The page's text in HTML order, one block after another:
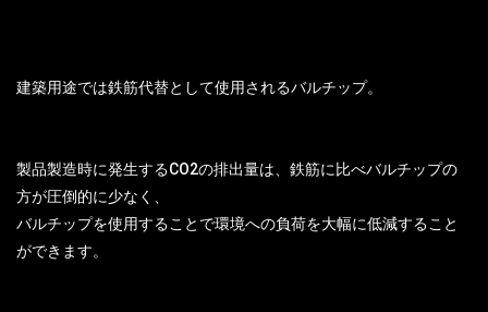
建築用途では鉄筋代替として使用されるバルチップ。
製品製造時に発生するCO2の排出量は、鉄筋に比べバルチップの
方が圧倒的に少なく、
バルチップを使用することで環境への負荷を大幅に低減すること
ができます。